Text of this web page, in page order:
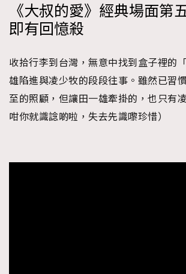
《大叔的愛》經典場面第
即有回憶殺
收拾行李到台灣，無意中找到盒子裡的
雄陷進與凌少牧的段段往事。雖然已習
至的照顧，但讓田一雄牽掛的，也只有
咁你就識諗啲啦，失去先識嚟珍惜）